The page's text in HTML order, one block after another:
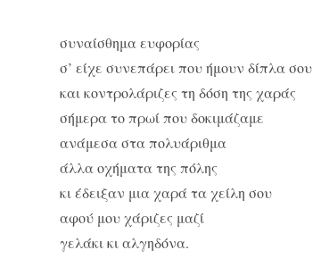
συναίσθημα ευφoρίας
σ’ είχε συνεπάρει που ήμουν δίπλα σου
και κοντρολάριζες τη δόση της χαράς
σήμερα το πρωί που δοκιμάζαμε
ανάμεσα στα πολυάριθμα
άλλα οχήματα της πόλης
κι έδειξαν μια χαρά τα χείλη σου
αφού μου χάριζες μαζί
γελάκι κι αλγηδόνα.